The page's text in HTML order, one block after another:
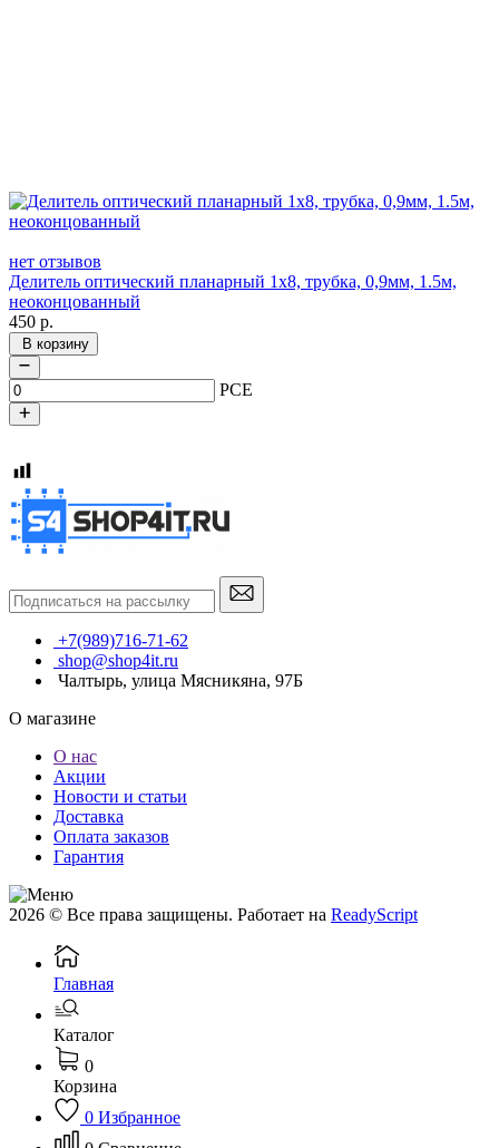
нет отзывов
Делитель оптический планарный 1x8, трубка, 0,9мм, 1.5м,
неоконцованный
450 р.
В корзину
PCE
+7(989)716-71-62
shop@shop4it.ru
Чалтырь, улица Мясникяна, 97Б
О магазине
О нас
Акции
Новости и статьи
Доставка
Оплата заказов
Гарантия
2026 © Все права защищены. Работает на ReadyScript
Главная
Каталог
0
Корзина
0 Избранное